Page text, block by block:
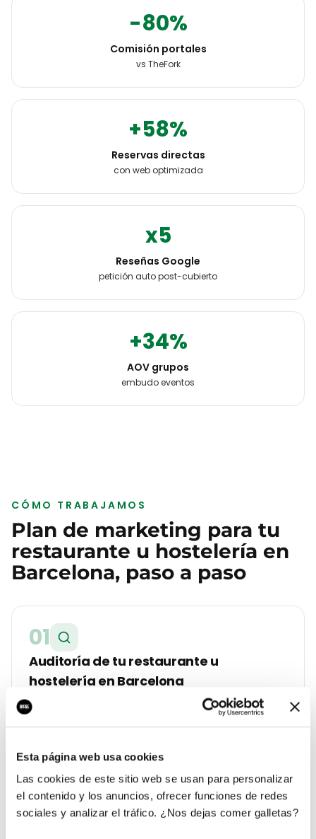
Esta página web usa cookies
Las cookies de este sitio web se usan para personalizar
el contenido y los anuncios, ofrecer funciones de redes
sociales y analizar el tráfico. ¿Nos dejas comer galletas?
-80%
Comisión portales
vs TheFork
+58%
Reservas directas
con web optimizada
x5
Reseñas Google
petición auto post-cubierto
+34%
AOV grupos
embudo eventos
CÓMO TRABAJAMOS
Plan de marketing para tu
restaurante u hostelería en
Barcelona, paso a paso
01
Auditoría de tu restaurante u
hostelería en Barcelona
Analizamos tu web, tu Google Business Profile, tus
reseñas y la competencia real que tienes en
cuesta cada lead hoy y a cuánto debería estar.
02